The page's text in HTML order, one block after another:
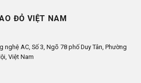
ĐỎ VIỆT NAM
nghệ AC, Số 3, Ngõ 78 phố Duy Tân, Phường
Việt Nam